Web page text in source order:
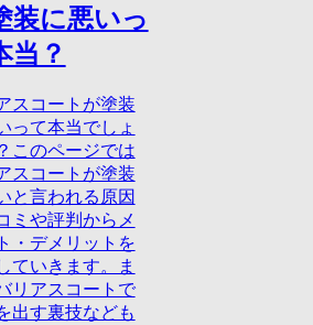
装に悪いっ
当？
スコートが塗装
って本当でしょ
このページでは
スコートが塗装
と言われる原因
ミや評判からメ
・デメリットを
ていきます。ま
リアスコートで
出す裏技なども